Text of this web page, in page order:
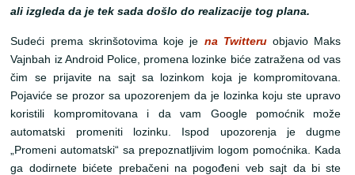
ali izgleda da je tek sada došlo do realizacije tog plana.
Sudeći prema skrinšotovima koje je na Twitteruobjavio Maks
Vajnbah iz Android Police, promena lozinke biće zatražena od vas
čim se prijavite na sajt sa lozinkom koja je kompromitovana.
Pojaviće se prozor sa upozorenjem da je lozinka koju ste upravo
koristili kompromitovana i da vam Google pomoćnik može
automatski promeniti lozinku. Ispod upozorenja je dugme
„Promeni automatski“ sa prepoznatljivim logom pomoćnika. Kada
ga dodirnete bićete prebačeni na pogođeni veb sajt da bi ste